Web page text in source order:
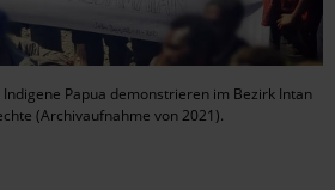
Papua demonstrieren im Bezirk Intan
(Archivaufnahme von 2021).